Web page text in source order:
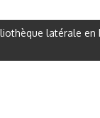
latérale en